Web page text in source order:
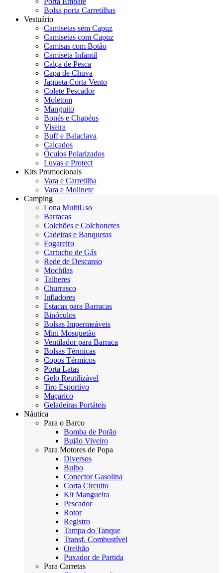
Bolsa porta Carretilhas
Vestuário
Camisetas sem Capuz
Camisetas com Capuz
Camisas com Botão
Camiseta Infantil
Calça de Pesca
Capa de Chuva
Jaqueta Corta Vento
Colete Pescador
Moletom
Manguito
Bonés e Chapéus
Viseira
Buff e Balaclava
Calçados
Óculos Polarizados
Luvas e Protect
Kits Promocionais
Vara e Carretilha
Vara e Molinete
Camping
Lona MultiUso
Barracas
Colchões e Colchonetes
Cadeiras e Banquetas
Fogareiro
Cartucho de Gás
Rede de Descanso
Mochilas
Talheres
Churrasco
Infladores
Estacas para Barracas
Binóculos
Bolsas Impermeáveis
Mini Mosquetão
Ventilador para Barraca
Bolsas Térmicas
Copos Térmicos
Porta Latas
Gelo Reutilizável
Tiro Esportivo
Maçarico
Geladeiras Portáteis
Náutica
Para o Barco
Bomba de Porão
Bujão Viveiro
Para Motores de Popa
Diversos
Bulbo
Conector Gasolina
Corta Circuito
Kit Mangueira
Pescador
Rotor
Registro
Tampa do Tanque
Transf. Combustível
Orelhão
Puxador de Partida
Para Carretas